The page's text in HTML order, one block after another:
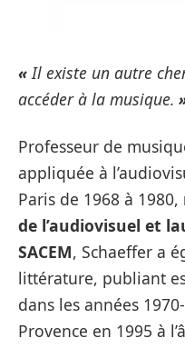
«Il existe un autre
accéder à la musique.
Professeur de
appliquée à
Paris de 1968 à 1980,
de l’audiovisuel et
SACEM, Schaeffer a
littérature, publiant
dans les années
Provence en 1995 à